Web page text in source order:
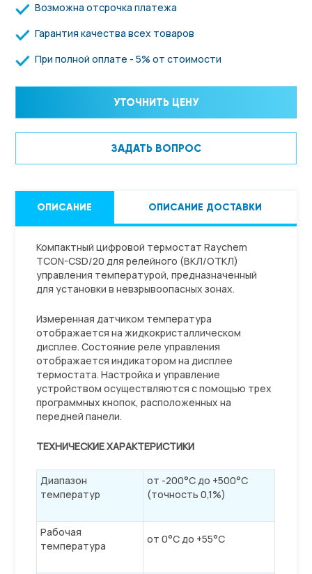
Возможна отсрочка платежа
Гарантия качества всех товаров
При полной оплате - 5% от стоимости
УТОЧНИТЬ ЦЕНУ
ЗАДАТЬ ВОПРОС
ОПИСАНИЕ ОПИСАНИЕ ДОСТАВКИ
Компактный цифровой термостат Raychem
TCON-CSD/20 для релейного (ВКЛ/ОТКЛ)
управления температурой, предназначенный
для установки в невзрывоопасных зонах.
Измеренная датчиком температура
отображается на жидкокристаллическом
дисплее. Состояние реле управления
отображается индикатором на дисплее
термостата. Настройка и управление
устройством осуществляются с помощью трех
программных кнопок, расположенных на
передней панели.
ТЕХНИЧЕСКИЕ ХАРАКТЕРИСТИКИ
Диапазон
температур
от -200°C до +500°C
(точность 0,1%)
Рабочая
температура
от 0°C до +55°C